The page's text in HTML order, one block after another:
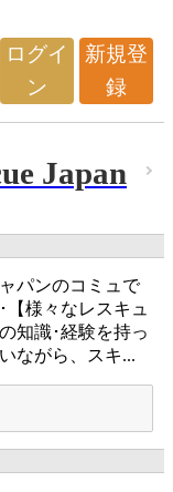
ログイ
ン
新規登
録
Japan
パンのコミュで
様々なレスキュ
知識･経験を持っ
ながら、スキ...